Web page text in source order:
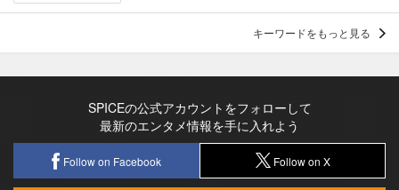
キーワードをもっと見る
SPICEの公式アカウントをフォローして
最新のエンタメ情報を手に入れよう
Follow on Facebook Follow on X